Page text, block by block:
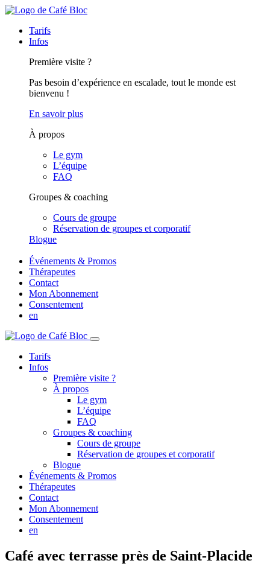
Tarifs
Infos
Première visite ?
Pas besoin d’expérience en escalade, tout le monde est
bienvenu !
En savoir plus
À propos
Le gym
L’équipe
FAQ
Groupes & coaching
Cours de groupe
Réservation de groupes et corporatif
Blogue
Événements & Promos
Thérapeutes
Contact
Mon Abonnement
Consentement
en
Tarifs
Infos
Première visite ?
À propos
Le gym
L’équipe
FAQ
Groupes & coaching
Cours de groupe
Réservation de groupes et corporatif
Blogue
Événements & Promos
Thérapeutes
Contact
Mon Abonnement
Consentement
en
Café avec terrasse près de Saint‑Placide